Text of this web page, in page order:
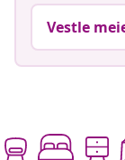
Vestle